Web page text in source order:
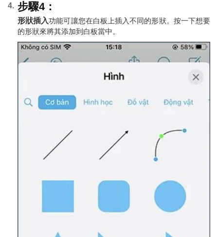
步驟4：
形狀插入功能可讓您在白板上插入不同的形狀。按一下想要
的形狀來將其添加到白板當中。